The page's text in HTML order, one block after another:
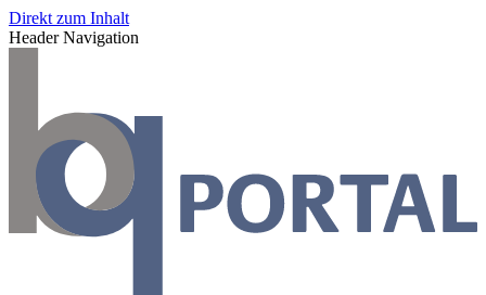
Direkt zum Inhalt
Header Navigation